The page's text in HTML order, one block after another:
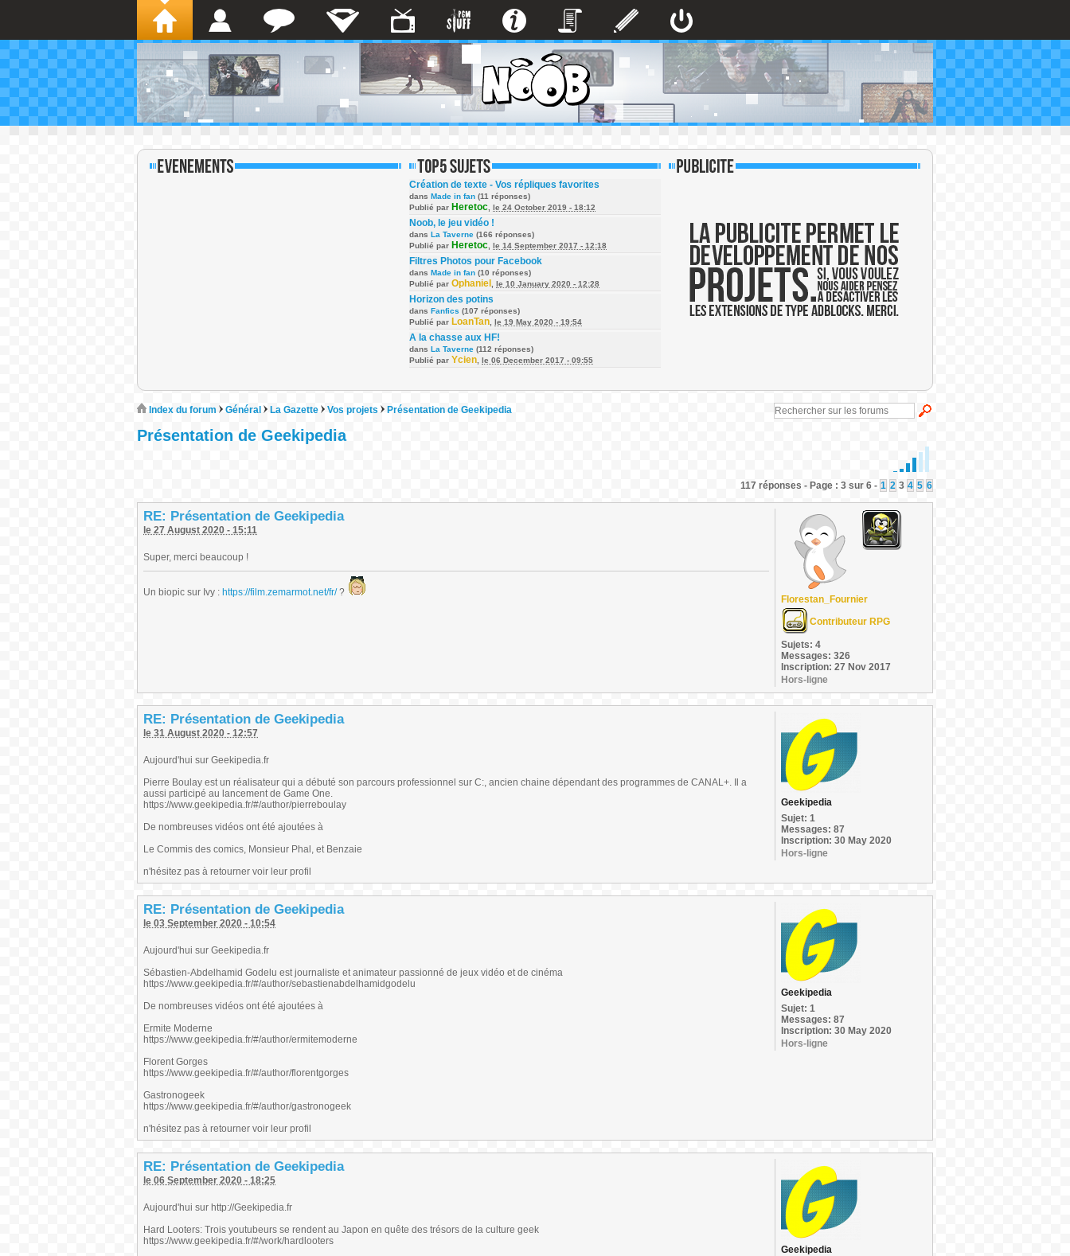
Création de texte - Vos répliques favorites
dans Made in fan (11 réponses)
Publié par Heretoc le 24 October 2019 - 18:12
Noob, le jeu vidéo !
dans La Taverne (166 réponses)
Publié par Heretoc le 14 September 2017 - 12:18
Filtres Photos pour Facebook
dans Made in fan (10 réponses)
Publié par Ophaniel le 10 January 2020 - 12:28
Horizon des potins
dans Fanfics (107 réponses)
Publié par LoanTan le 19 May 2020 - 19:54
A la chasse aux HF!
dans La Taverne (112 réponses)
Publié par Ycien le 06 December 2017 - 09:55
Index du forum Général La Gazette Vos projets Présentation de Geekipedia
Présentation de Geekipedia
117 réponses - Page : 3 sur 6 - 1 2 3 4 5 6
RE: Présentation de Geekipedia
le 27 August 2020 - 15:11
Super, merci beaucoup !
Un biopic sur Ivy : https://film.zemarmot.net/fr/?
Florestan_Fournier
Contributeur RPG
Sujets: 4
Messages: 326
Inscription: 27 Nov 2017
Hors-ligne
RE: Présentation de Geekipedia
le 31 August 2020 - 12:57
Aujourd'hui sur Geekipedia.fr
Pierre Boulay est un réalisateur qui a débuté son parcours professionnel sur C:, ancien chaine dépendant des programmes de CANAL+. Il a
aussi participé au lancement de Game One.
https://www.geekipedia.fr/#/author/pierreboulay
De nombreuses vidéos ont été ajoutées à
Le Commis des comics, Monsieur Phal, et Benzaie
n'hésitez pas à retourner voir leur profil
Geekipedia
Sujet: 1
Messages: 87
Inscription: 30 May 2020
Hors-ligne
RE: Présentation de Geekipedia
le 03 September 2020 - 10:54
Aujourd'hui sur Geekipedia.fr
Sébastien-Abdelhamid Godelu est journaliste et animateur passionné de jeux vidéo et de cinéma
https://www.geekipedia.fr/#/author/sebastienabdelhamidgodelu
De nombreuses vidéos ont été ajoutées à
Ermite Moderne
https://www.geekipedia.fr/#/author/ermitemoderne
Florent Gorges
https://www.geekipedia.fr/#/author/florentgorges
Gastronogeek
https://www.geekipedia.fr/#/author/gastronogeek
n'hésitez pas à retourner voir leur profil
Geekipedia
Sujet: 1
Messages: 87
Inscription: 30 May 2020
Hors-ligne
RE: Présentation de Geekipedia
le 06 September 2020 - 18:25
Aujourd'hui sur http://Geekipedia.fr
Hard Looters: Trois youtubeurs se rendent au Japon en quête des trésors de la culture geek
https://www.geekipedia.fr/#/work/hardlooters
Geekipedia